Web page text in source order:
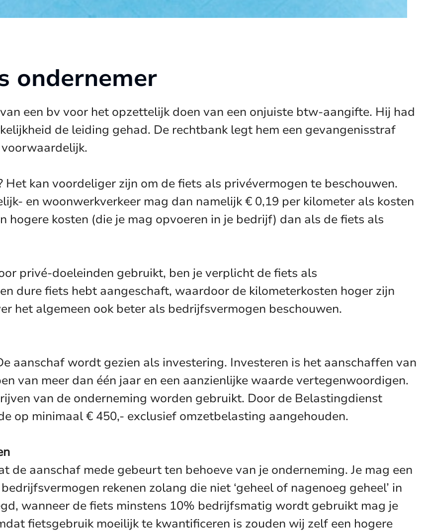
ondernemer
een bv voor het opzettelijk doen van een onjuiste btw-aangifte. Hij had
de leiding gehad. De rechtbank legt hem een gevangenisstraf
kan voordeliger zijn om de fiets als privévermogen te beschouwen.
en woonwerkverkeer mag dan namelijk € 0,19 per kilometer als kosten
kosten (die je mag opvoeren in je bedrijf) dan als de fiets als
privé-doeleinden gebruikt, ben je verplicht de fiets als
dure fiets hebt aangeschaft, waardoor de kilometerkosten hoger zijn
het algemeen ook beter als bedrijfsvermogen beschouwen.
aanschaf wordt gezien als investering. Investeren is het aanschaffen van
van meer dan één jaar en een aanzienlijke waarde vertegenwoordigen.
van de onderneming worden gebruikt. Door de Belastingdienst
op minimaal € 450,- exclusief omzetbelasting aangehouden.
de aanschaf mede gebeurt ten behoeve van je onderneming. Je mag een
rekenen zolang die niet ‘geheel of nagenoeg geheel’ in
wanneer de fiets minstens 10% bedrijfsmatig wordt gebruikt mag je
fietsgebruik moeilijk te kwantificeren is zouden wij zelf een hogere